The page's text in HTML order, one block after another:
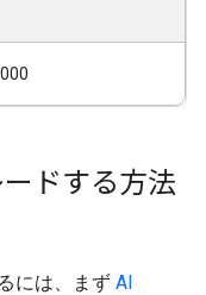
ドする方法
には、まず AI